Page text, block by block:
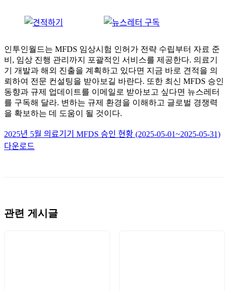
인투인월드는 MFDS 임상시험 인허가 전략 수립부터 자료 준
비, 임상 진행 관리까지 포괄적인 서비스를 제공한다. 의료기
기 개발과 해외 진출을 계획하고 있다면 지금 바로 견적을 의
뢰하여 전문 컨설팅을 받아보길 바란다. 또한 최신 MFDS 승인
동향과 규제 업데이트를 이메일로 받아보고 싶다면 뉴스레터
를 구독해 달라. 변하는 규제 환경을 이해하고 글로벌 경쟁력
을 확보하는 데 도움이 될 것이다.
2025년 5월 의료기기 MFDS 승인 현황 (2025-05-01~2025-05-31)
다운로드
관련 게시글